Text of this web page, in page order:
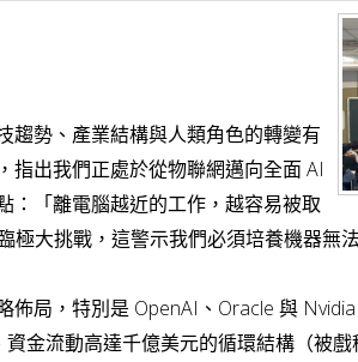
趨勢、產業結構與人類角色的轉變有
指出我們正處於從物聯網邁向全面 AI
：「離電腦越近的工作，越容易被取
大挑戰，這警示我們必須培養機器無
局，特別是 OpenAI、Oracle 與
金流動高達千億美元的循環結構（被